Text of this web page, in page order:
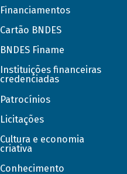
Financiamentos
Cartão BNDES
BNDES Finame
Instituições financeiras
credenciadas
Patrocínios
Licitações
Cultura e economia
criativa
Conhecimento